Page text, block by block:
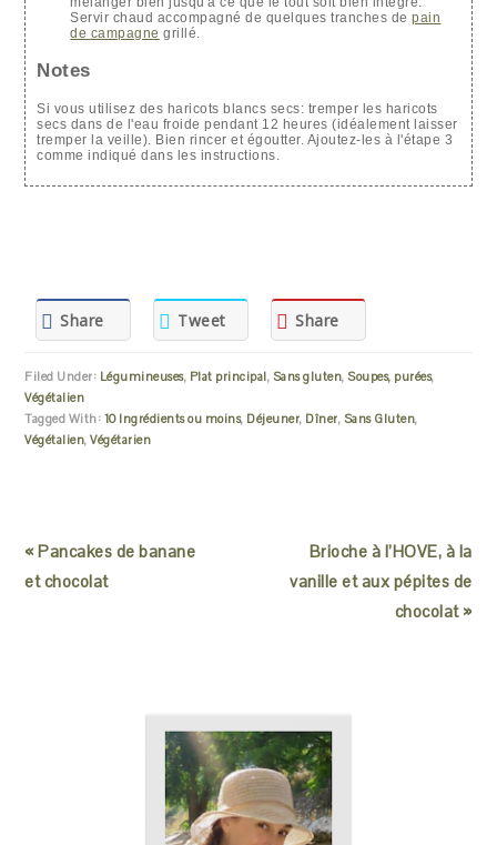
Servir chaud accompagné de quelques tranches depain
de campagne grillé.
Notes
Si vous utilisez des haricots blancs secs: tremper les haricots
secs dans de l'eau froide pendant 12 heures (idéalement laisser
tremper la veille). Bien rincer et égoutter. Ajoutez-les à l'étape 3
comme indiqué dans les instructions.
Share Tweet Share
Filed Under: Légumineuses, Plat principal, Sans gluten,Soupes, purées,
Végétalien
Tagged With: 10 Ingrédients ou moins, Déjeuner, Dîner, Sans Gluten,
Végétalien,Végétarien
« Pancakes de banane
et chocolat
Brioche à l’HOVE, à la
vanille et aux pépites de
chocolat »
INTERACTIONS